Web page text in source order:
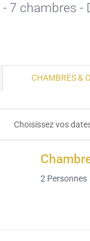
- 7 chambres -
CHAMBRES &
Choisissez vos
2 Personnes